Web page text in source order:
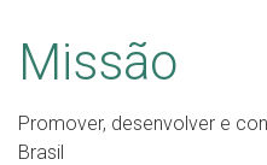
Missão
Promover, desenvolver e
Brasil